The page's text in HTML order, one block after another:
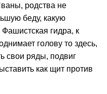
родства не
беду, какую
гидра, к
голову то здесь,
свои ряды, подвиг
как щит против